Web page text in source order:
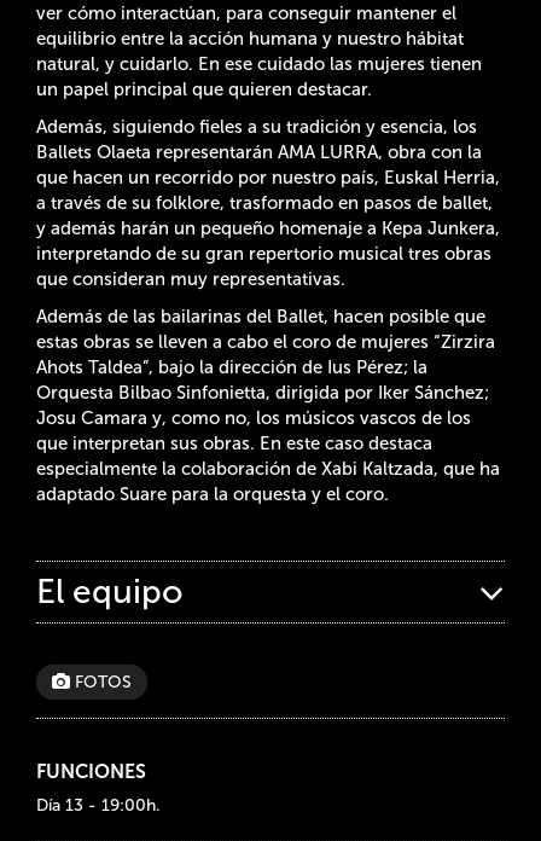
ver cómo interactúan, para conseguir mantener el
equilibrio entre la acción humana y nuestro hábitat
natural, y cuidarlo. En ese cuidado las mujeres tienen
un papel principal que quieren destacar.
Además, siguiendo fieles a su tradición y esencia, los
Ballets Olaeta representarán AMA LURRA, obra con la
que hacen un recorrido por nuestro país, Euskal Herria,
a través de su folklore, trasformado en pasos de ballet,
y además harán un pequeño homenaje a Kepa Junkera,
interpretando de su gran repertorio musical tres obras
que consideran muy representativas.
Además de las bailarinas del Ballet, hacen posible que
estas obras se lleven a cabo el coro de mujeres “Zirzira
Ahots Taldea”, bajo la dirección de Ius Pérez; la
Orquesta Bilbao Sinfonietta, dirigida por Iker Sánchez;
Josu Camara y, como no, los músicos vascos de los
que interpretan sus obras. En este caso destaca
especialmente la colaboración de Xabi Kaltzada, que ha
adaptado Suare para la orquesta y el coro.
El equipo
FOTOS
FUNCIONES
Día 13 - 19:00h.